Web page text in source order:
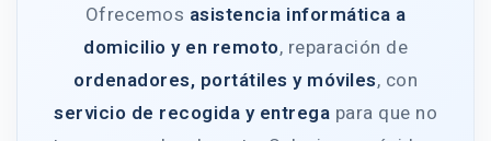
Ofrecemos asistencia informática a
domicilio y en remoto, reparación de
ordenadores, portátiles y móviles, con
servicio de recogida y entrega para que no